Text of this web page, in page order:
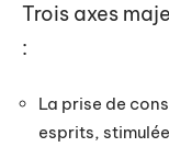
Trois axes
:
La prise de
esprits,